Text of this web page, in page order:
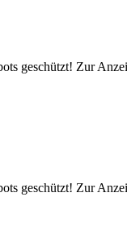
geschützt! Zur
geschützt! Zur